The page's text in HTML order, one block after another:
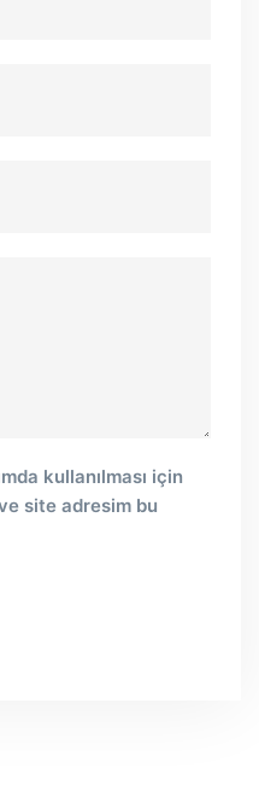
kullanılması için
site adresim bu